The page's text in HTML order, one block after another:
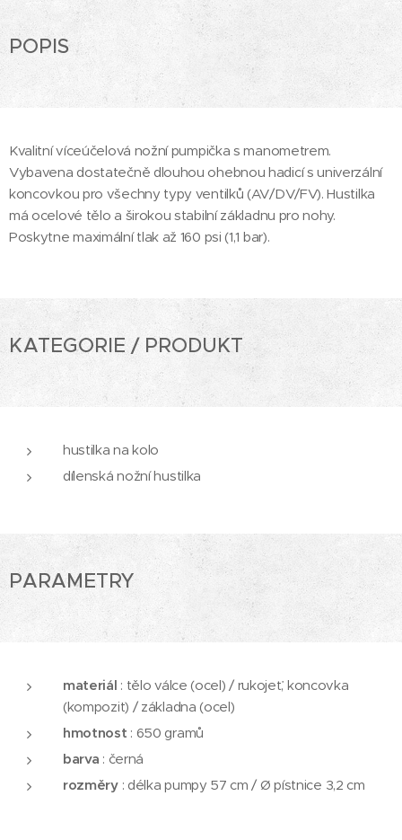
POPIS
Kvalitní víceúčelová nožní pumpička s manometrem.
Vybavena dostatečně dlouhou ohebnou hadicí s univerzální
koncovkou pro všechny typy ventilků (AV/DV/FV). Hustilka
má ocelové tělo a širokou stabilní základnu pro nohy.
Poskytne maximální tlak až 160 psi (1,1 bar).
KATEGORIE / PRODUKT
hustilka na kolo
dílenská nožní hustilka
PARAMETRY
materiál : tělo válce (ocel) / rukojeť, koncovka
(kompozit) / základna (ocel)
hmotnost : 650 gramů
barva : černá
rozměry : délka pumpy 57 cm / Ø pístnice 3,2 cm